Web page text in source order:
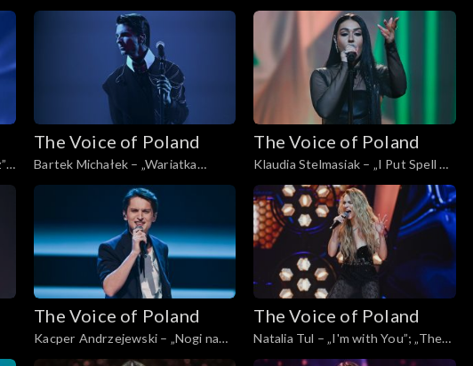
of
„The Voice of Poland”, Live, 16
listopada 2024
Voice of Poland”, Live, 16 listopada
The Voice of Poland
Bartek Michałek – „Wariatka
tańczy”; „The Voice of Poland”,
Live, 16 listopada 2024
The Voice of Poland
Klaudia Stelmasiak – „I Put Spell on
You”; „The Voice of Poland”, Live,
16 listopada 2024
The Voice of Poland
Kacper Andrzejewski – „Nogi na
stół”; „The Voice of Poland”, Live,
The Voice of Poland
Natalia Tul – „I'm with You”; „The
Voice of Poland”, Live, 16 listopada